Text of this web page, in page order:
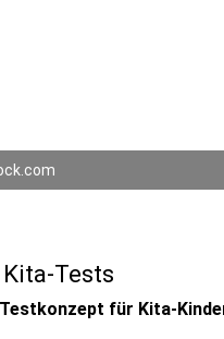
Tests
für Kita-